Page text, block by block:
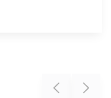
Previous Next